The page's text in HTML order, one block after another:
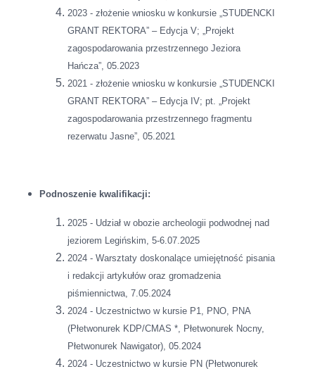
2023 - złożenie wniosku w konkursie „STUDENCKI
GRANT REKTORA” – Edycja V; „Projekt
zagospodarowania przestrzennego Jeziora
Hańcza”, 05.2023
2021 - złożenie wniosku w konkursie „STUDENCKI
GRANT REKTORA” – Edycja IV; pt. „Projekt
zagospodarowania przestrzennego fragmentu
rezerwatu Jasne”, 05.2021
Podnoszenie kwalifikacji:
2025 - Udział w obozie archeologii podwodnej nad
jeziorem Legińskim, 5-6.07.2025
2024 - Warsztaty doskonalące umiejętność pisania
i redakcji artykułów oraz gromadzenia
piśmiennictwa, 7.05.2024
2024 - Uczestnictwo w kursie P1, PNO, PNA
(Płetwonurek KDP/CMAS *, Płetwonurek Nocny,
Płetwonurek Nawigator), 05.2024
2024 - Uczestnictwo w kursie PN (Płetwonurek